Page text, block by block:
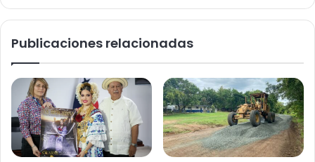
Publicaciones relacionadas